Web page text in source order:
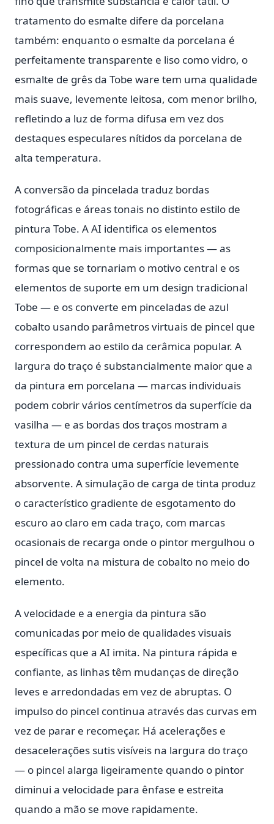
tratamento do esmalte difere da porcelana
também: enquanto o esmalte da porcelana é
perfeitamente transparente e liso como vidro, o
esmalte de grês da Tobe ware tem uma qualidade
mais suave, levemente leitosa, com menor brilho,
refletindo a luz de forma difusa em vez dos
destaques especulares nítidos da porcelana de
alta temperatura.
A conversão da pincelada traduz bordas
fotográficas e áreas tonais no distinto estilo de
pintura Tobe. A AI identifica os elementos
composicionalmente mais importantes — as
formas que se tornariam o motivo central e os
elementos de suporte em um design tradicional
Tobe — e os converte em pinceladas de azul
cobalto usando parâmetros virtuais de pincel que
correspondem ao estilo da cerâmica popular. A
largura do traço é substancialmente maior que a
da pintura em porcelana — marcas individuais
podem cobrir vários centímetros da superfície da
vasilha — e as bordas dos traços mostram a
textura de um pincel de cerdas naturais
pressionado contra uma superfície levemente
absorvente. A simulação de carga de tinta produz
o característico gradiente de esgotamento do
escuro ao claro em cada traço, com marcas
ocasionais de recarga onde o pintor mergulhou o
pincel de volta na mistura de cobalto no meio do
elemento.
A velocidade e a energia da pintura são
comunicadas por meio de qualidades visuais
específicas que a AI imita. Na pintura rápida e
confiante, as linhas têm mudanças de direção
leves e arredondadas em vez de abruptas. O
impulso do pincel continua através das curvas em
vez de parar e recomeçar. Há acelerações e
desacelerações sutis visíveis na largura do traço
— o pincel alarga ligeiramente quando o pintor
diminui a velocidade para ênfase e estreita
quando a mão se move rapidamente.